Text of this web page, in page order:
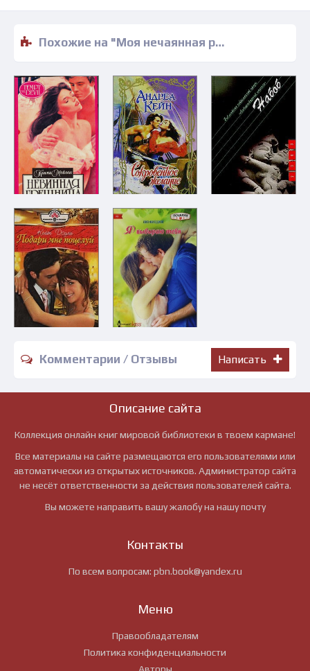
Похожие на "Моя нечаянная радость - Татьяна Алюшина" книги читать бесплатно полные версии
Комментарии / Отзывы Написать
Описание сайта
Коллекция онлайн книг мировой библиотеки в твоем кармане!
Все материалы на сайте размещаются его пользователями или
автоматически из открытых источников. Администратор сайта
не несёт ответственности за действия пользователей сайта.
Вы можете направить вашу жалобу на нашу почту
Контакты
По всем вопросам: pbn.book@yandex.ru
Меню
Правообладателям
Политика конфиденциальности